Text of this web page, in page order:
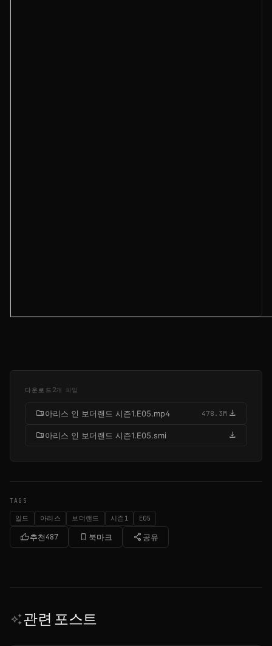
다운로드 2개 파일
folder_zip아리스 인 보더랜드 시즌1.E05.mp4 478.3M download
folder_zip아리스 인 보더랜드 시즌1.E05.smi download
TAGS
일드 아리스 보더랜드 시즌1 E05
thumb_up추천487 bookmark_border 북마크 share 공유
auto_awesome관련 포스트